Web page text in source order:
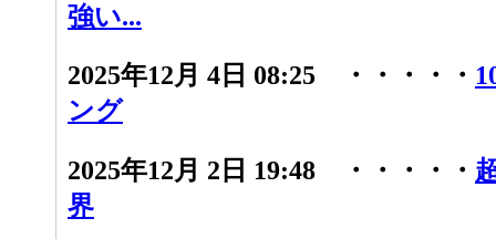
強い...
2025年12月 4日 08:25 ・・・・・
ング
2025年12月 2日 19:48 ・・・・・
界